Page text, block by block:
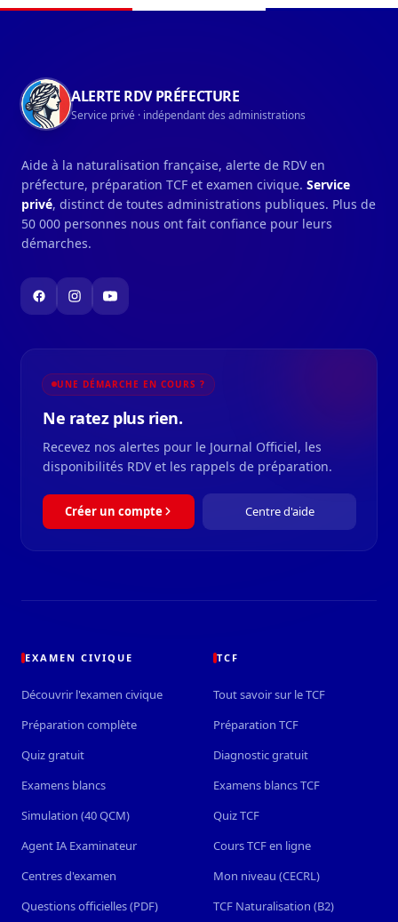
ALERTE RDV PRÉFECTURE
Service privé · indépendant des administrations
Aide à la naturalisation française, alerte de RDV en
préfecture, préparation TCF et examen civique. Service
privé, distinct de toutes administrations publiques. Plus de
50 000 personnes nous ont fait confiance pour leurs
démarches.
UNE DÉMARCHE EN COURS ?
Ne ratez plus rien.
Recevez nos alertes pour le Journal Officiel, les
disponibilités RDV et les rappels de préparation.
Créer un compte Centre d'aide
EXAMEN CIVIQUE
Découvrir l'examen civique
Préparation complète
Quiz gratuit
Examens blancs
Simulation (40 QCM)
Agent IA Examinateur
Centres d'examen
Questions officielles (PDF)
TCF
Tout savoir sur le TCF
Préparation TCF
Diagnostic gratuit
Examens blancs TCF
Quiz TCF
Cours TCF en ligne
Mon niveau (CECRL)
TCF Naturalisation (B2)